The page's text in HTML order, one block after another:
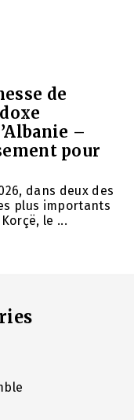
de
–
pour
dans deux des
plus importants
le ...